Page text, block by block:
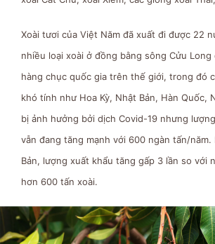
Xoài tươi của Việt Năm đã xuất đi được 22
nhiều loại xoài ở đồng bằng sông Cửu
hàng chục quốc gia trên thế giới, trong đó
khó tính như Hoa Kỳ, Nhật Bản, Hàn Quốc,
bị ảnh hưởng bởi dịch Covid-19 nhưng
vẫn đang tăng mạnh với 600 ngàn tấn/
Bản, lượng xuất khẩu tăng gấp 3 lần so với
hơn 600 tấn xoài.